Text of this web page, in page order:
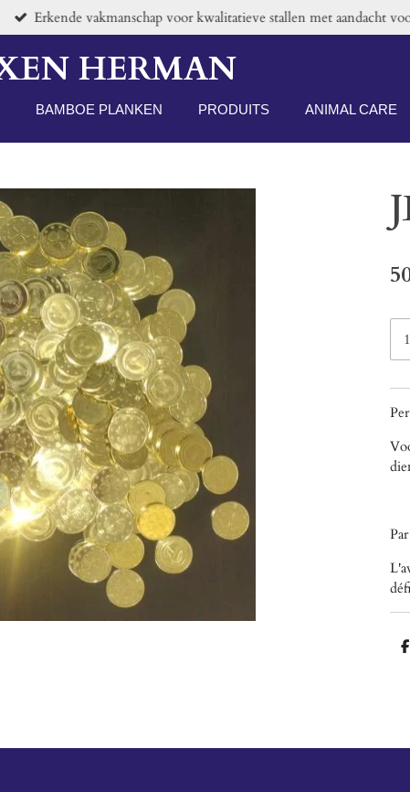
Erkende vakmanschap voor kwalitatieve stallen met aandacht
HERMAN
BAMBOE PLANKEN PRODUITS ANIMAL CARE
P
r